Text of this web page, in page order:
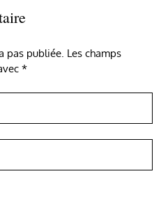
pas publiée. Les champs
*